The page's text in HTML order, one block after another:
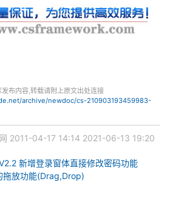
布内容,转载请附上原文出处连接
archive/newdoc/cs-210903193459983-
2011-04-17 14:14 2021-06-13 19:20
新增登录窗体直接修改密码功能
拖放功能(Drag,Drop)